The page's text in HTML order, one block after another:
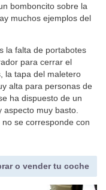
bomboncito sobre la
muchos ejemplos del
la falta de portabotes
para cerrar el
la tapa del maletero
alta para personas de
ha dispuesto de un
muy basto.
se corresponde con
o vender tu coche